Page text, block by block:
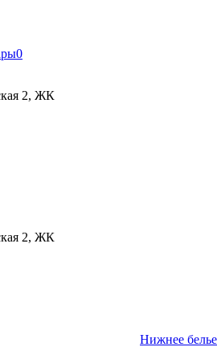
0
2, ЖК
2, ЖК
Нижнее белье